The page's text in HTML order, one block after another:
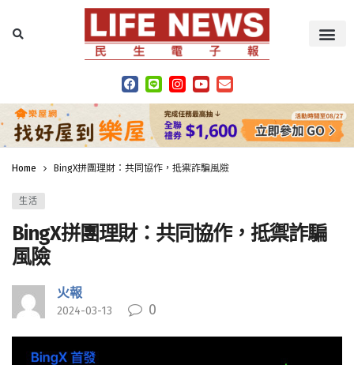
Home BingX拼團理財：共同協作，抵禦詐騙風險
生活
BingX拼團理財：共同協作，抵禦詐騙
風險
火報
2024-03-13 0